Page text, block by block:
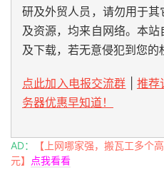
研及外贸人员，请勿用于
及资源，均来自网络。本
及下载，若无意侵犯到您的
点此加入电报交流群
推荐
务器优惠早知道！
AD：
【上网哪家强，搬瓦工多个
元】
点我看看